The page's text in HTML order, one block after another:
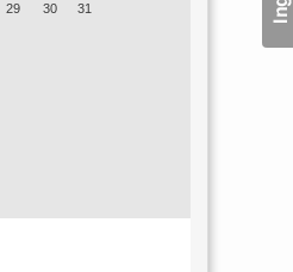
29 30 31